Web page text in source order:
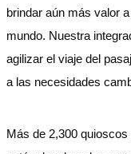
brindar aún más valor
mundo. Nuestra
agilizar el viaje del
a las necesidades
Más de 2,300